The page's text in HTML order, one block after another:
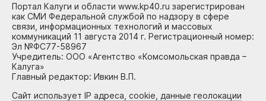
Портал Калуги и области www.kp40.ru зарегистрирован
как СМИ Федеральной службой по надзору в сфере
связи, информационных технологий и массовых
коммуникаций 11 августа 2014 г. Регистрационный номер:
Эл №ФС77-58967
Учредитель: ООО «Агентство «Комсомольская правда –
Калуга»
Главный редактор: Ивкин В.П.
Сайт использует IP адреса, cookie, данные геолокации